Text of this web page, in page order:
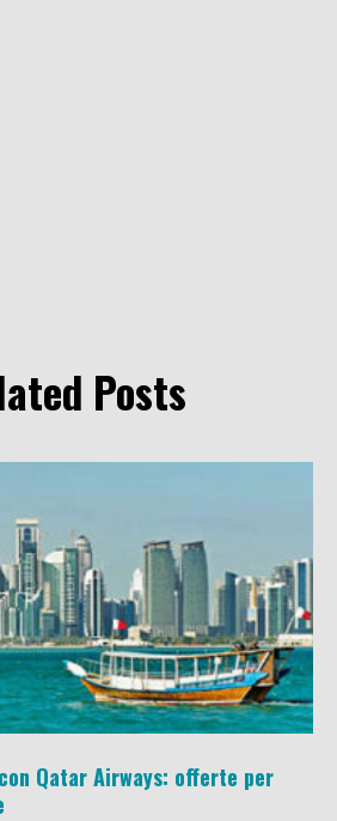
Posts
Qatar Airways: offerte per